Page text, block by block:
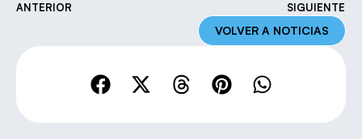
ANTERIOR SIGUIENTE
VOLVER A NOTICIAS